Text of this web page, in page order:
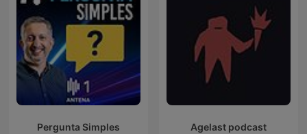
Pergunta Simples Agelast podcast